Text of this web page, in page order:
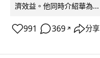
濟效益。他同時介紹華為...
991 369 ↗ 分享